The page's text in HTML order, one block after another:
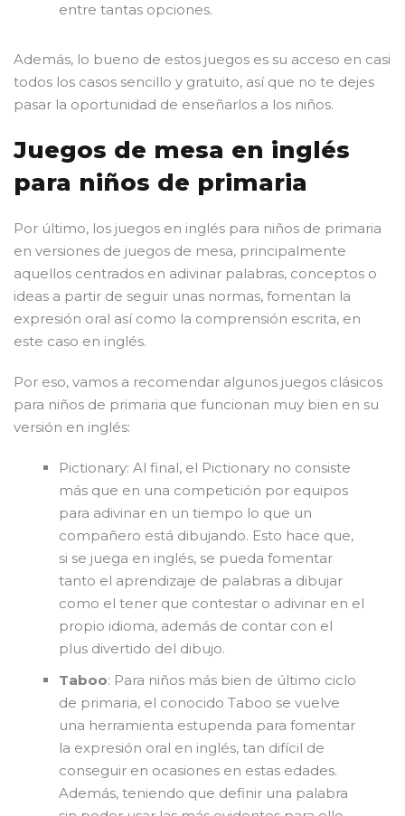
entre tantas opciones.
Además, lo bueno de estos juegos es su acceso en casi
todos los casos sencillo y gratuito, así que no te dejes
pasar la oportunidad de enseñarlos a los niños.
Juegos de mesa en inglés
para niños de primaria
Por último, los juegos en inglés para niños de primaria
en versiones de juegos de mesa, principalmente
aquellos centrados en adivinar palabras, conceptos o
ideas a partir de seguir unas normas, fomentan la
expresión oral así como la comprensión escrita, en
este caso en inglés.
Por eso, vamos a recomendar algunos juegos clásicos
para niños de primaria que funcionan muy bien en su
versión en inglés:
Pictionary: Al final, el Pictionary no consiste
más que en una competición por equipos
para adivinar en un tiempo lo que un
compañero está dibujando. Esto hace que,
si se juega en inglés, se pueda fomentar
tanto el aprendizaje de palabras a dibujar
como el tener que contestar o adivinar en el
propio idioma, además de contar con el
plus divertido del dibujo.
Taboo: Para niños más bien de último ciclo
de primaria, el conocido Taboo se vuelve
una herramienta estupenda para fomentar
la expresión oral en inglés, tan difícil de
conseguir en ocasiones en estas edades.
Además, teniendo que definir una palabra